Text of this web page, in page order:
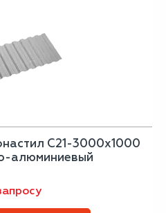
С21-3000х1000
алюминиевый